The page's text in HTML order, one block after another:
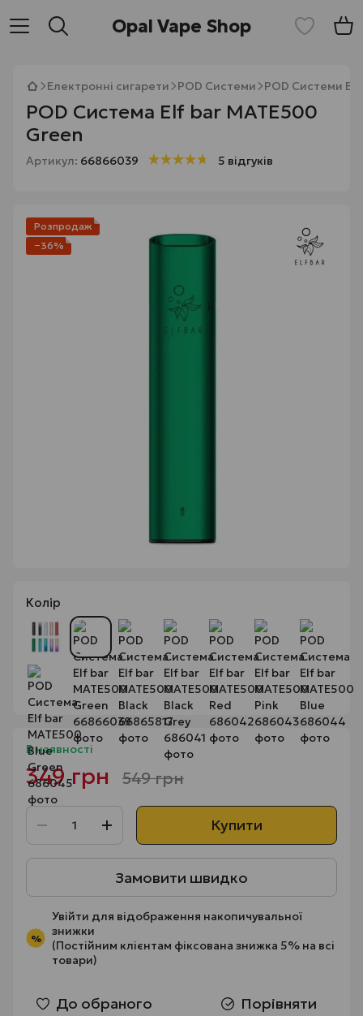
Opal Vape Shop
Електронні сигарети POD Системи POD Системи Elf
POD Система Elf bar MATE500
Green
Артикул: 66866039 5 відгуків
Розпродаж
−36%
Колір
В наявності
349 грн 549 грн
Купити
Замовити швидко
%
Увійти для відображення накопичувальної
знижки
(Постійним клієнтам фіксована знижка 5% на всі
товари)
До обраного Порівняти